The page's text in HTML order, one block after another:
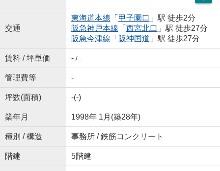
交通
東海道本線 「 甲子園口 」駅 徒歩2分
阪急神戸本線 「 西宮北口 」駅 徒歩27分
阪急今津線 「 阪神国道 」駅 徒歩27分
賃料 / 坪単価 -/ -
管理費等 -
坪数(面積) -(-)
築年月 1998年 1月(築28年)
種別 / 構造 事務所 / 鉄筋コンクリート
階建 5階建